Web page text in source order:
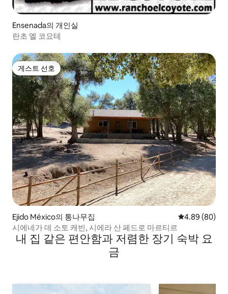
Ensenada의 개인실
란초 엘 코요테
게스트 선호
게스트 선호
Ejido México의 통나무집 평점 4.89점(5
4.89 (80)
시에네가 데 소토 캐빈, 시에라 산 페드로 마르티르
내 집 같은 편안함과 저렴한 장기 숙박 요
금